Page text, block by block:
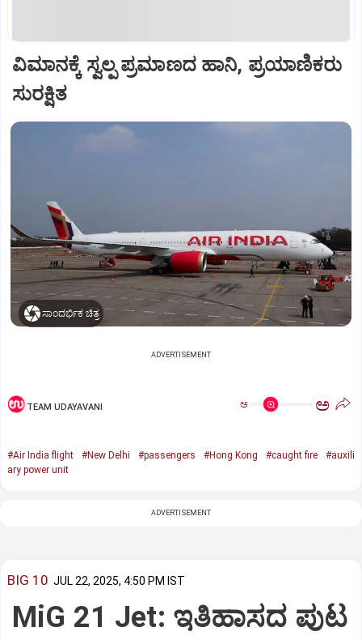
ವಿಮಾನಕ್ಕೆ ಸ್ವಲ್ಪ ಪ್ರಮಾಣದ ಹಾನಿ, ಪ್ರಯಾಣಿಕರು
ಸುರಕ್ಷಿತ
ಸಾಂದರ್ಭಿಕ ಚಿತ್ರ
ADVERTISEMENT
TEAM UDAYAVANI ಅ ಅ
#Air India flight #New Delhi #passengers #Hong Kong #caught fire
#auxili
ary power unit
ADVERTISEMENT
BIG 10 JUL 22, 2025, 4:50 PM IST
MiG 21 Jet: ಇತಿಹಾಸದ ಪುಟ